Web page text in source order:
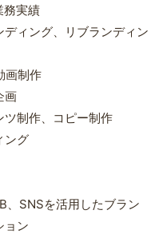
務実績
ディング、リブランディン
画制作
画
ツ制作、コピー制作
ング
、SNSを活用したブラン
ョン